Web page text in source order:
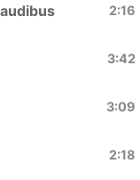
2:16
3:42
3:09
2:18